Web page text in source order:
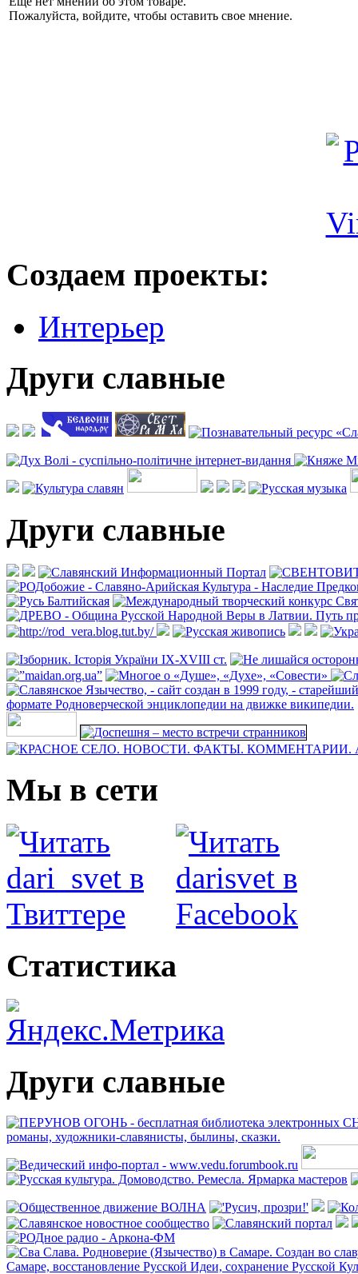
Пожалуйста, войдите, чтобы оставить свое мнение.
Создаем проекты:
Интерьер
Други славные
Други славные
Мы в сети
Статистика
Други славные